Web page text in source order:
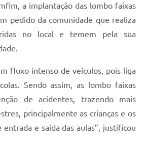
a implantação das lombo faixas
pedido da comunidade que realiza
no local e temem pela sua
fluxo intenso de veículos, pois liga
Sendo assim, as lombo faixas
de acidentes, trazendo mais
principalmente as crianças e os
entrada e saída das aulas”, justificou